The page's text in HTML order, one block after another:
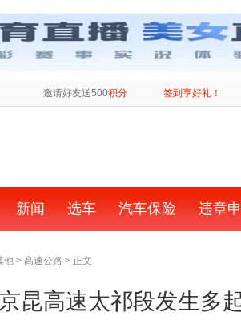
邀请好友送500积分 签到享好礼！
新闻 选车 汽车保险 违章
他 > 高速公路 > 正文
京昆高速太祁段发生多